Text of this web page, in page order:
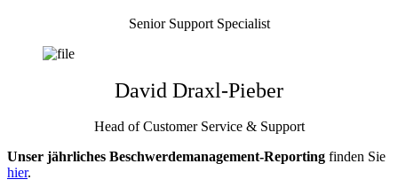
Senior Support Specialist
David Draxl-Pieber
Head of Customer Service & Support
Unser jährliches Beschwerdemanagement-Reporting finden Sie
hier.